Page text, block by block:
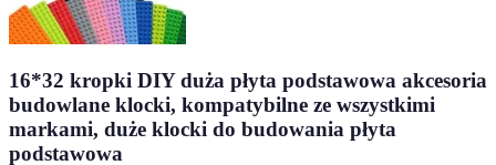
16*32 kropki DIY duża płyta podstawowa akcesoria
budowlane klocki, kompatybilne ze wszystkimi
markami, duże klocki do budowania płyta
podstawowa